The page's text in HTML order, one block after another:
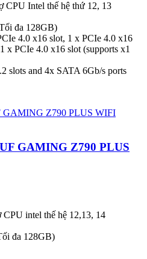
CPU Intel thế hệ thứ 12, 13
đa 128GB)
4.0 x16 slot, 1 x PCIe 4.0 x16
x PCIe 4.0 x16 slot (supports x1
slots and 4x SATA 6Gb/s ports
GAMING Z790 PLUS
intel thế hệ 12,13, 14
đa 128GB)